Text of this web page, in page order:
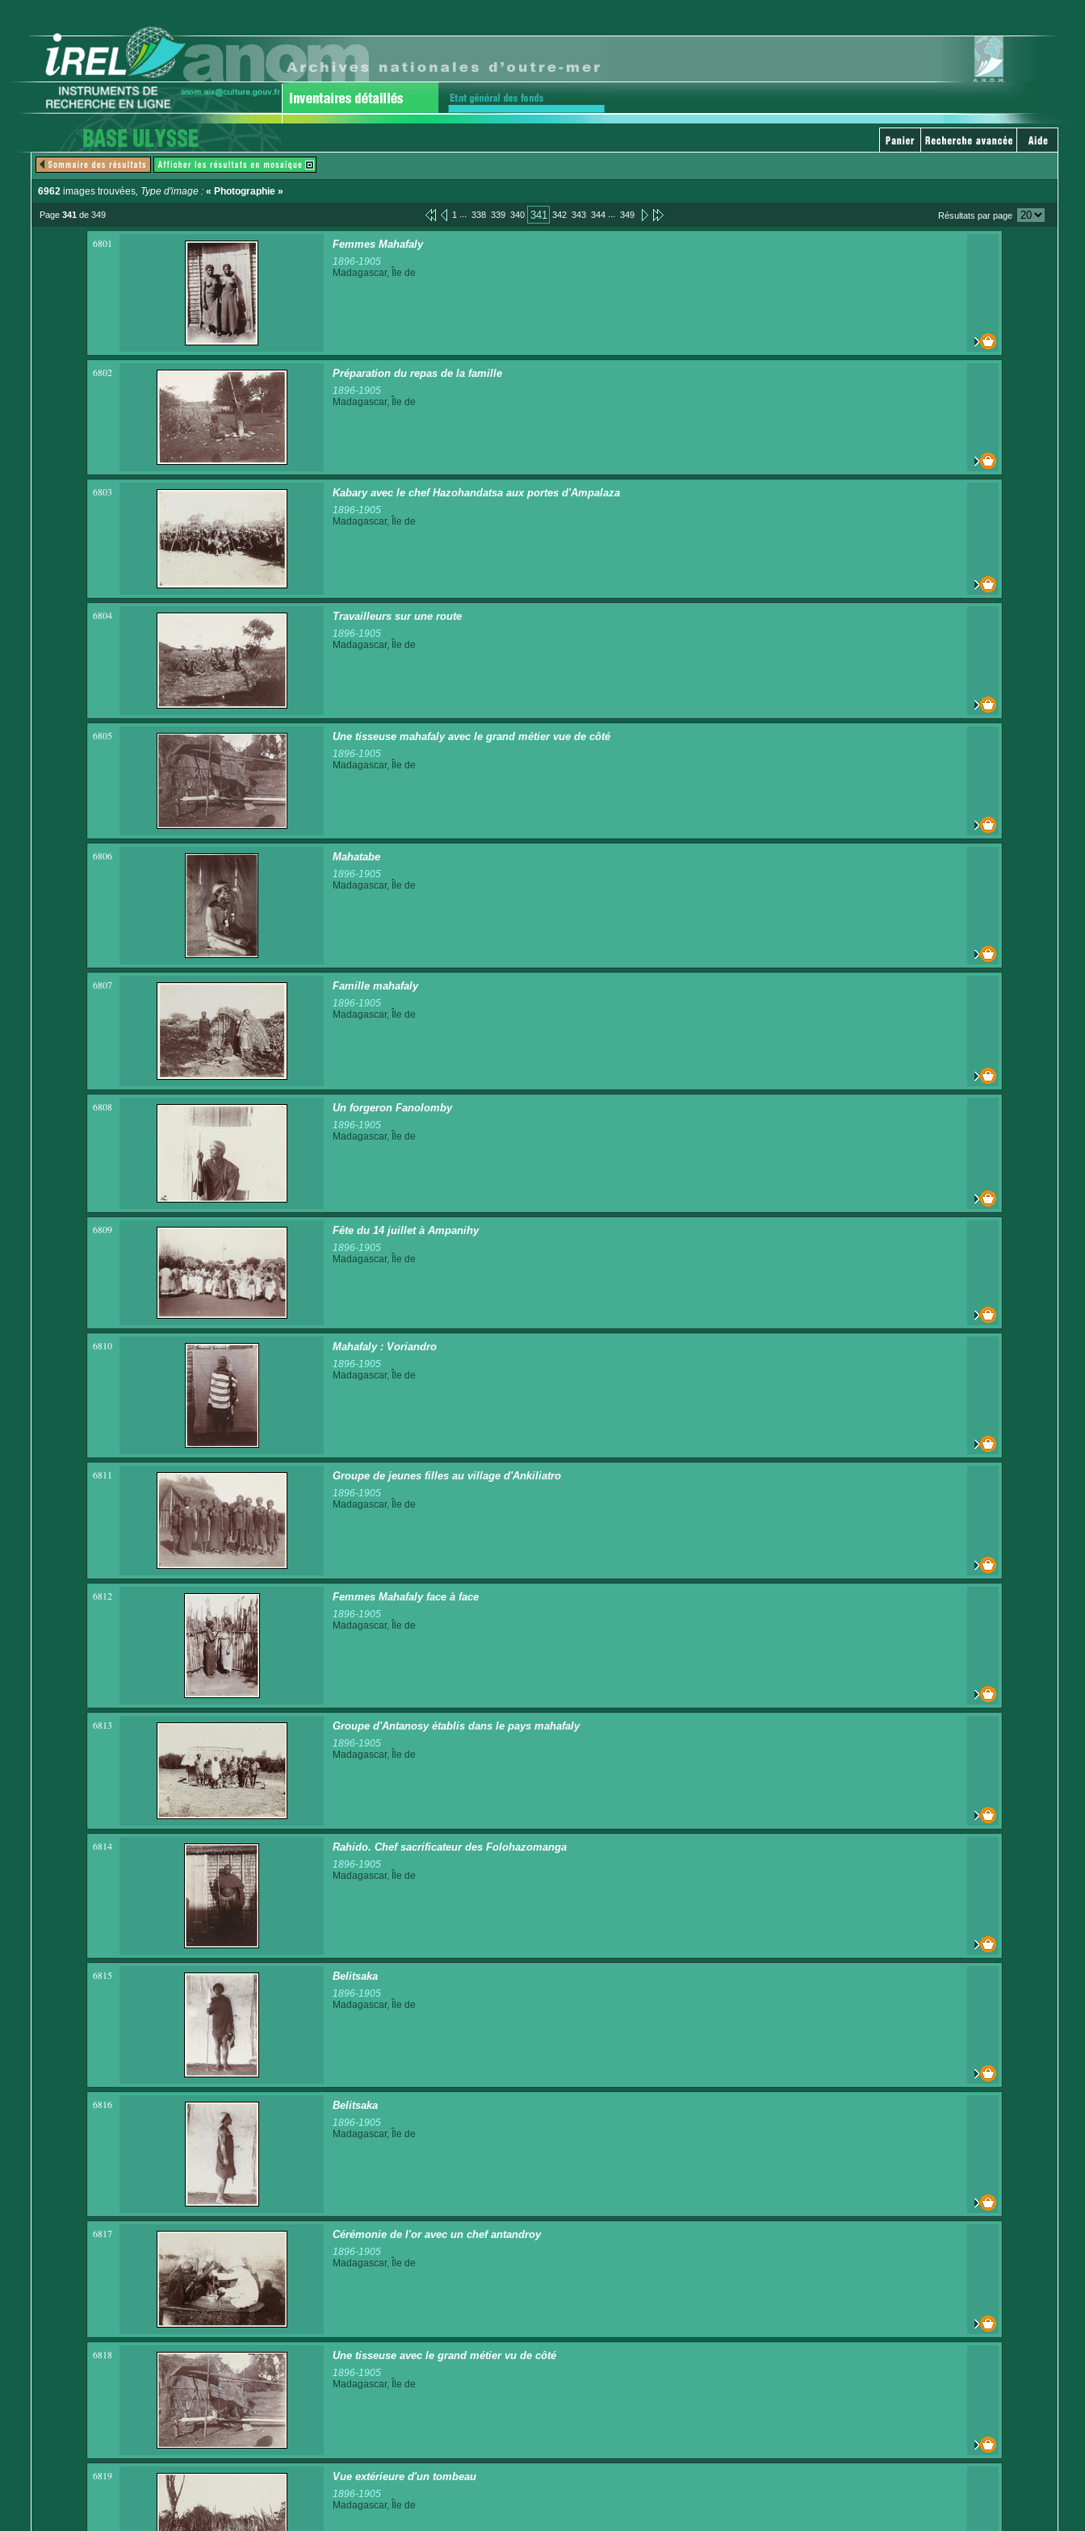
6962 images trouvées, Type d'image : « Photographie »
Page 341 de 349 1 ... 338 339 340 341 342 343 344 ... 349 Résultats par page
6801 Femmes Mahafaly
1896-1905
Madagascar, Île de
6802 Préparation du repas de la famille
1896-1905
Madagascar, Île de
6803 Kabary avec le chef Hazohandatsa aux portes d'Ampalaza
1896-1905
Madagascar, Île de
6804 Travailleurs sur une route
1896-1905
Madagascar, Île de
6805 Une tisseuse mahafaly avec le grand métier vue de côté
1896-1905
Madagascar, Île de
6806 Mahatabe
1896-1905
Madagascar, Île de
6807 Famille mahafaly
1896-1905
Madagascar, Île de
6808 Un forgeron Fanolomby
1896-1905
Madagascar, Île de
6809 Fête du 14 juillet à Ampanihy
1896-1905
Madagascar, Île de
6810 Mahafaly : Voriandro
1896-1905
Madagascar, Île de
6811 Groupe de jeunes filles au village d'Ankiliatro
1896-1905
Madagascar, Île de
6812 Femmes Mahafaly face à face
1896-1905
Madagascar, Île de
6813 Groupe d'Antanosy établis dans le pays mahafaly
1896-1905
Madagascar, Île de
6814 Rahido. Chef sacrificateur des Folohazomanga
1896-1905
Madagascar, Île de
6815 Belitsaka
1896-1905
Madagascar, Île de
6816 Belitsaka
1896-1905
Madagascar, Île de
6817 Cérémonie de l'or avec un chef antandroy
1896-1905
Madagascar, Île de
6818 Une tisseuse avec le grand métier vu de côté
1896-1905
Madagascar, Île de
6819 Vue extérieure d'un tombeau
1896-1905
Madagascar, Île de